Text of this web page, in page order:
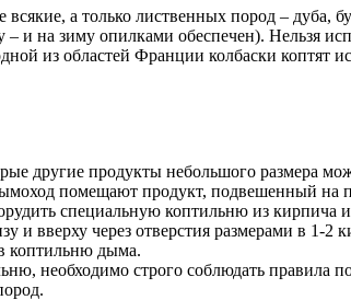
а только лиственных пород – дуба,
и на зиму опилками обеспечен). Нельзя
из областей Франции колбаски коптят
другие продукты небольшого размера
помещают продукт, подвешенный на
специальную коптильню из
вверху через отверстия размерами в 1-2
коптильню дыма.
необходимо строго соблюдать правила